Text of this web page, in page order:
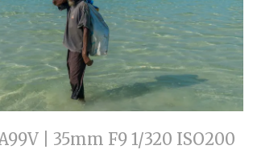
| 35mm F9 1/320 ISO200